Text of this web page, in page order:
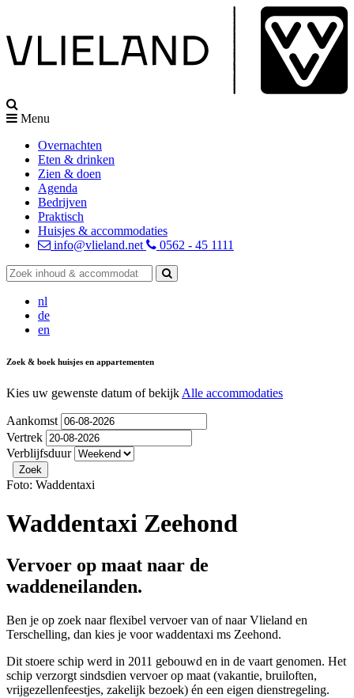
Menu
Overnachten
Eten & drinken
Zien & doen
Agenda
Bedrijven
Praktisch
Huisjes & accommodaties
info@vlieland.net
0562 - 45 1111
nl
de
en
Zoek & boek huisjes en appartementen
Kies uw gewenste datum of bekijk Alle accommodaties
Aankomst
Vertrek
Verblijfsduur
Foto: Waddentaxi
Waddentaxi Zeehond
Vervoer op maat naar de
waddeneilanden.
Ben je op zoek naar flexibel vervoer van of naar Vlieland en
Terschelling, dan kies je voor waddentaxi ms Zeehond.
Dit stoere schip werd in 2011 gebouwd en in de vaart genomen. Het
schip verzorgt sindsdien vervoer op maat (vakantie, bruiloften,
vrijgezellenfeestjes, zakelijk bezoek) én een eigen dienstregeling.